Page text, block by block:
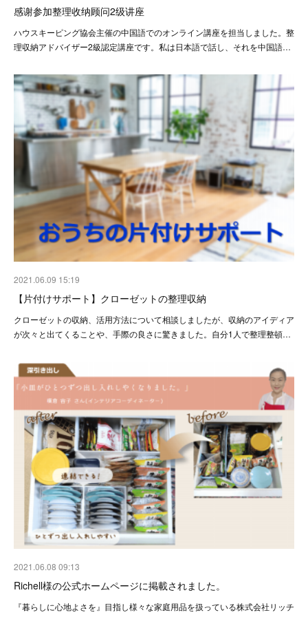
感谢参加整理收纳顾问2级讲座
ハウスキーピング協会主催の中国語でのオンライン講座を担当しました。整
理収納アドバイザー2級認定講座です。私は日本語で話し、それを中国語…
2021.06.09 15:19
【片付けサポート】クローゼットの整理収納
クローゼットの収納、活用方法について相談しましたが、収納のアイディア
が次々と出てくることや、手際の良さに驚きました。自分1人で整理整頓…
2021.06.08 09:13
Richell様の公式ホームページに掲載されました。
『暮らしに心地よさを』目指し様々な家庭用品を扱っている株式会社リッチ